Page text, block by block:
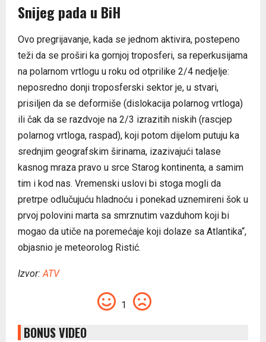
Snijeg pada u BiH
Ovo pregrijavanje, kada se jednom aktivira, postepeno
teži da se proširi ka gornjoj troposferi, sa reperkusijama
na polarnom vrtlogu u roku od otprilike 2/4 nedjelje:
neposredno donji troposferski sektor je, u stvari,
prisiljen da se deformiše (dislokacija polarnog vrtloga)
ili čak da se razdvoje na 2/3 izrazitih niskih (rascjep
polarnog vrtloga, raspad), koji potom dijelom putuju ka
srednjim geografskim širinama, izazivajući talase
kasnog mraza pravo u srce Starog kontinenta, a samim
tim i kod nas. Vremenski uslovi bi stoga mogli da
pretrpe odlučujuću hladnoću i ponekad uznemireni šok u
prvoj polovini marta sa smrznutim vazduhom koji bi
mogao da utiče na poremećaje koji dolaze sa Atlantika“,
objasnio je meteorolog Ristić.
Izvor: ATV
1
BONUS VIDEO